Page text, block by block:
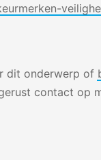
dit onderwerp of
contact op